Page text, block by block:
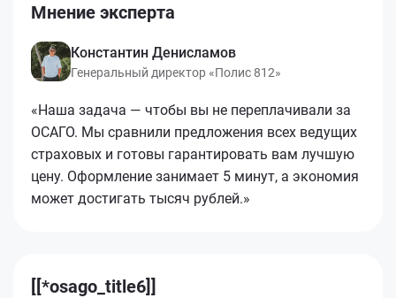
Мнение эксперта
Константин Денисламов
Генеральный директор «Полис 812»
«Наша задача — чтобы вы не переплачивали за
ОСАГО. Мы сравнили предложения всех ведущих
страховых и готовы гарантировать вам лучшую
цену. Оформление занимает 5 минут, а экономия
может достигать тысяч рублей.»
[[*osago_title6]]